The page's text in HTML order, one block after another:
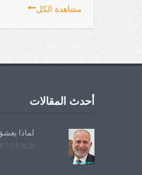
مشاهدة الكل
أحدث المقالات
لماذا
7/13/2026 2:27:26 PM